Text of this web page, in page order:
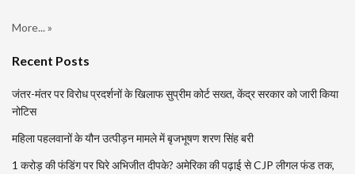
More... »
Recent Posts
जंतर-मंतर पर विरोध प्रदर्शनों के खिलाफ सुप्रीम कोर्ट सख्त, केंद्र सरकार को जारी किया
नोटिस
महिला पहलवानों के यौन उत्पीड़न मामले में बृजभूषण शरण सिंह बरी
1 करोड़ की फंडिंग पर घिरे अभिजीत दीपके? अमेरिका की पढ़ाई से CJP लीगल फंड तक,